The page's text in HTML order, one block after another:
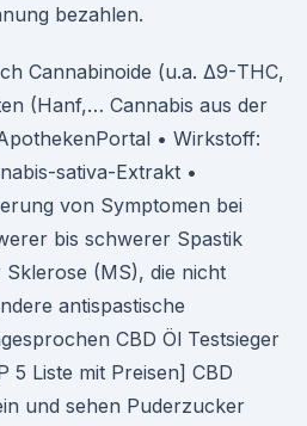
bezahlen.
Cannabinoide (u.a. Δ9-THC,
(Hanf,… Cannabis aus der
• Wirkstoff:
sativa-Extrakt •
von Symptomen bei
bis schwerer Spastik
(MS), die nicht
antispastische
CBD Öl Testsieger
5 Liste mit Preisen] CBD
und sehen Puderzucker